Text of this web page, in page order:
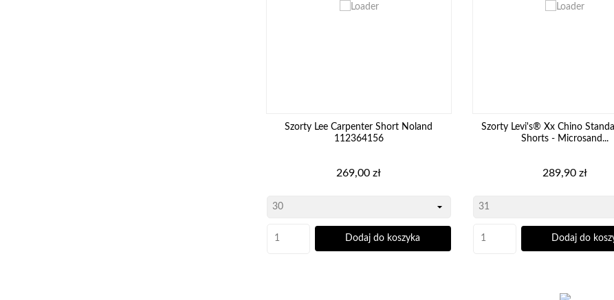
Szorty Lee Carpenter Short Noland
112364156
Cena
269,00 zł
Dodaj do koszyka
Szorty Levi's® Xx Chino
Shorts - Microsand...
Cena
289,90 zł
Dodaj do